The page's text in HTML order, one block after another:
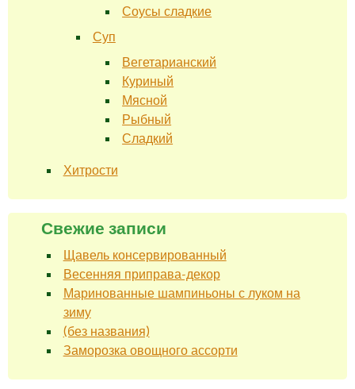
Соусы сладкие
Суп
Вегетарианский
Куриный
Мясной
Рыбный
Сладкий
Хитрости
Свежие записи
Щавель консервированный
Весенняя приправа-декор
Маринованные шампиньоны с луком на
зиму
(без названия)
Заморозка овощного ассорти